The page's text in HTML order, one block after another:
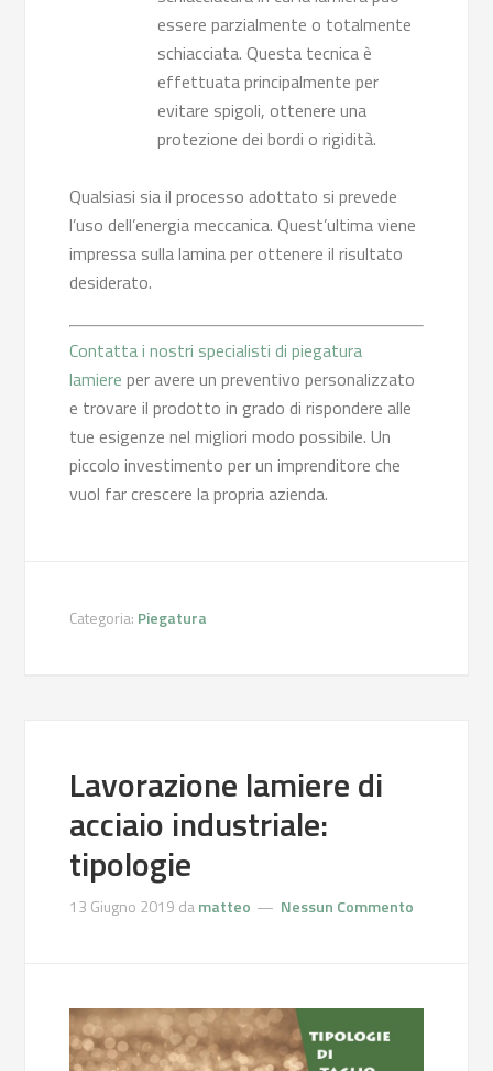
essere parzialmente o totalmente
schiacciata. Questa tecnica è
effettuata principalmente per
evitare spigoli, ottenere una
protezione dei bordi o rigidità.
Qualsiasi sia il processo adottato si prevede
l’uso dell’energia meccanica. Quest’ultima viene
impressa sulla lamina per ottenere il risultato
desiderato.
Contatta i nostri specialisti di piegatura
lamiere per avere un preventivo personalizzato
e trovare il prodotto in grado di rispondere alle
tue esigenze nel migliori modo possibile. Un
piccolo investimento per un imprenditore che
vuol far crescere la propria azienda.
Categoria: Piegatura
Lavorazione lamiere di
acciaio industriale:
tipologie
13 Giugno 2019 damatteo Nessun Commento